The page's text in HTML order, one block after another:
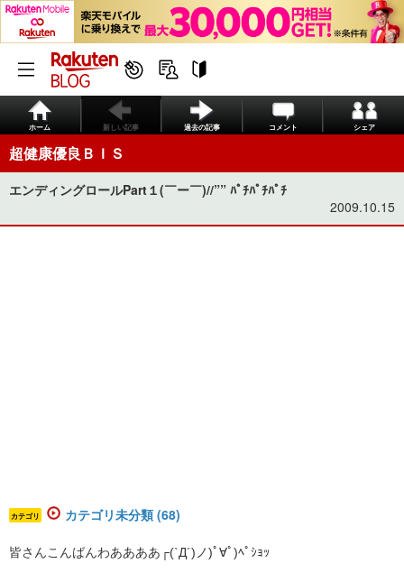
ホーム 新しい記事 過去の記事 コメント シェア
超健康優良ＢＩＳ
エンディングロールPart１(￣ー￣)//”” ﾊﾟﾁﾊﾟﾁﾊﾟﾁ
2009.10.15
カテゴリ カテゴリ未分類 (68)
皆さんこんばんわああああ┌(`Д´)ノ)ﾟ∀ﾟ)ﾍﾟｼｮｯ